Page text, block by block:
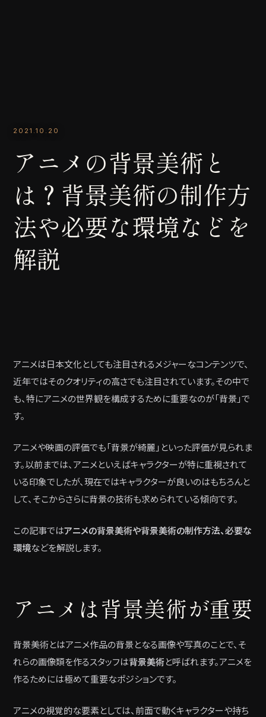
2021.10.20
アニメの背景美術と
は？背景美術の制作方
法や必要な環境などを
解説
アニメは日本文化としても注目されるメジャーなコンテンツで、
近年ではそのクオリティの高さでも注目されています。その中で
も、特にアニメの世界観を構成するために重要なのが「背景」で
す。
アニメや映画の評価でも「背景が綺麗」といった評価が見られま
す。以前までは、アニメといえばキャラクターが特に重視されて
いる印象でしたが、現在ではキャラクターが良いのはもちろんと
して、そこからさらに背景の技術も求められている傾向です。
この記事ではアニメの背景美術や背景美術の制作方法、必要な
環境などを解説します。
アニメは背景美術が重要
背景美術とはアニメ作品の背景となる画像や写真のことで、そ
れらの画像類を作るスタッフは背景美術と呼ばれます。アニメを
作るためには極めて重要なポジションです。
アニメの視覚的な要素としては、前面で動くキャラクターや持ち